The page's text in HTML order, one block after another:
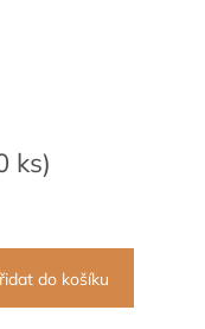
ks)
do košíku